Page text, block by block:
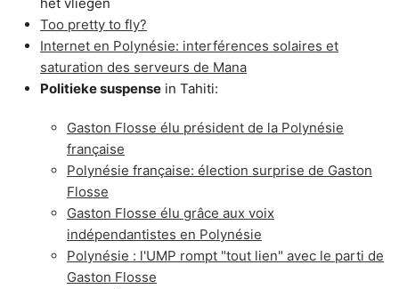
Too pretty to fly?
Internet en Polynésie: interférences solaires et
saturation des serveurs de Mana
Politieke suspense in Tahiti:
Gaston Flosse élu président de la Polynésie
française
Polynésie française: élection surprise de Gaston
Flosse
Gaston Flosse élu grâce aux voix
indépendantistes en Polynésie
Polynésie : l'UMP rompt "tout lien" avec le parti de
Gaston Flosse